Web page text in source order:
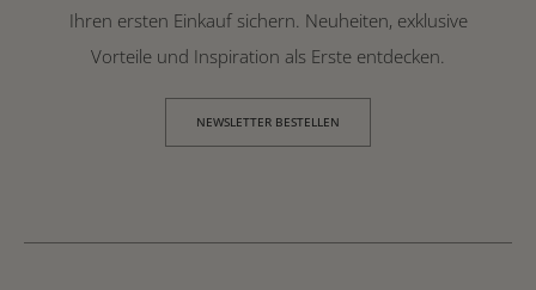
Ihren ersten Einkauf sichern. Neuheiten, exklusive
Vorteile und Inspiration als Erste entdecken.
NEWSLETTER BESTELLEN